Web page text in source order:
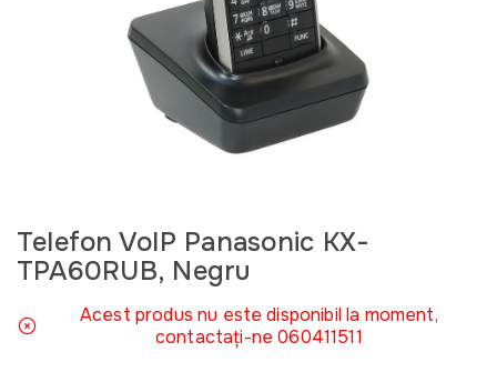
Telefon VoIP Panasonic KX-
TPA60RUB, Negru
Acest produs nu este disponibil la moment,
contactați-ne 060411511